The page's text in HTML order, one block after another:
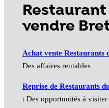
vendre
Achat vente Restaurants
Des affaires rentables
Reprise de Restaurants
: Des opportunités à visiter